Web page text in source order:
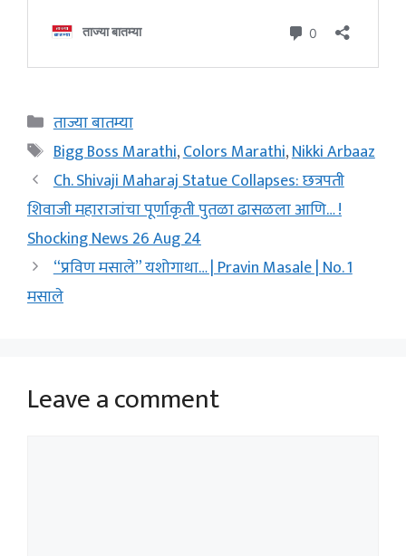
Categories
ताज्या बातम्या
Tags
Bigg Boss Marathi,Colors Marathi,Nikki Arbaaz
Ch. Shivaji Maharaj Statue Collapses: छत्रपती
शिवाजी महाराजांचा पूर्णाकृती पुतळा ढासळला आणि… !
Shocking News 26 Aug 24
“प्रविण मसाले” यशोगाथा… | Pravin Masale | No. 1
मसाले
Leave a comment